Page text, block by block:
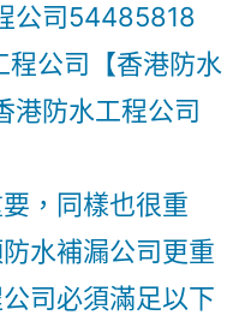
公司54485818
程公司【香港防水
港防水工程公司
，同樣也很重
水補漏公司更重
司必須滿足以下